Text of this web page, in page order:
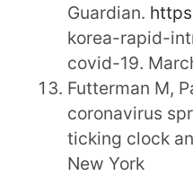
Guardian.
korea-rapid-
covid-19.
Futterman M,
coronavirus
ticking clock
New York